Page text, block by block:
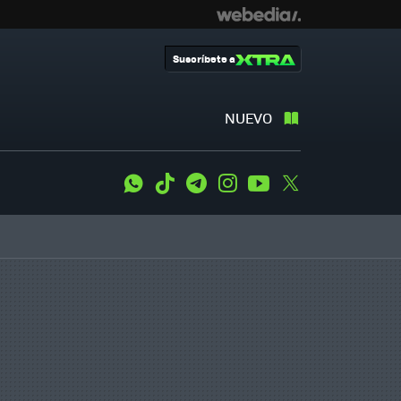
NUEVO
Suscríbete a
WhatsApp
Tiktok TelegramInstagramYoutube